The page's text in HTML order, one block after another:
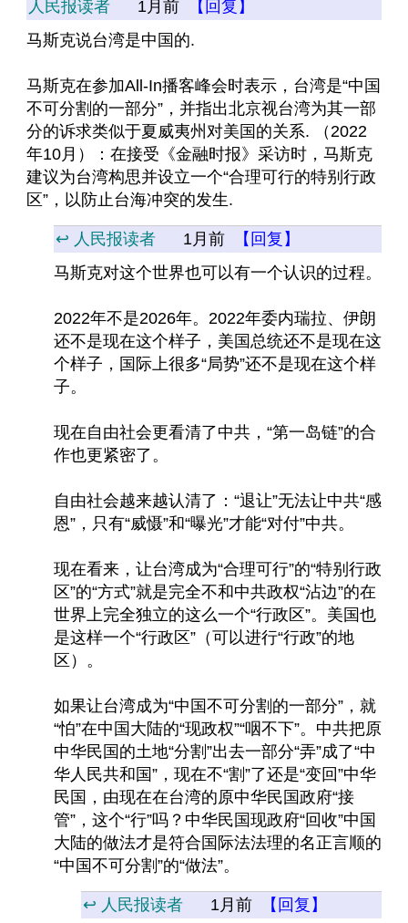
人民报读者 1月前
【回复】
马斯克说台湾是中国的.
马斯克在参加All-In播客峰会时表示，台湾是“中国
不可分割的一部分”，并指出北京视台湾为其一部
分的诉求类似于夏威夷州对美国的关系. （2022
年10月）：在接受《金融时报》采访时，马斯克
建议为台湾构思并设立一个“合理可行的特别行政
区”，以防止台海冲突的发生.
↩️ 人民报读者 1月前
【回复】
马斯克对这个世界也可以有一个认识的过程。
2022年不是2026年。2022年委内瑞拉、伊朗
还不是现在这个样子，美国总统还不是现在这
个样子，国际上很多“局势”还不是现在这个样
子。
现在自由社会更看清了中共，“第一岛链”的合
作也更紧密了。
自由社会越来越认清了：“退让”无法让中共“感
恩”，只有“威慑”和“曝光”才能“对付”中共。
现在看来，让台湾成为“合理可行”的“特别行政
区”的“方式”就是完全不和中共政权“沾边”的在
世界上完全独立的这么一个“行政区”。美国也
是这样一个“行政区”（可以进行“行政”的地
区）。
如果让台湾成为“中国不可分割的一部分”，就
“怕”在中国大陆的“现政权”“咽不下”。中共把原
中华民国的土地“分割”出去一部分“弄”成了“中
华人民共和国”，现在不“割”了还是“变回”中华
民国，由现在在台湾的原中华民国政府“接
管”，这个“行”吗？中华民国现政府“回收”中国
大陆的做法才是符合国际法法理的名正言顺的
“中国不可分割”的“做法”。
↩️ 人民报读者 1月前
【回复】